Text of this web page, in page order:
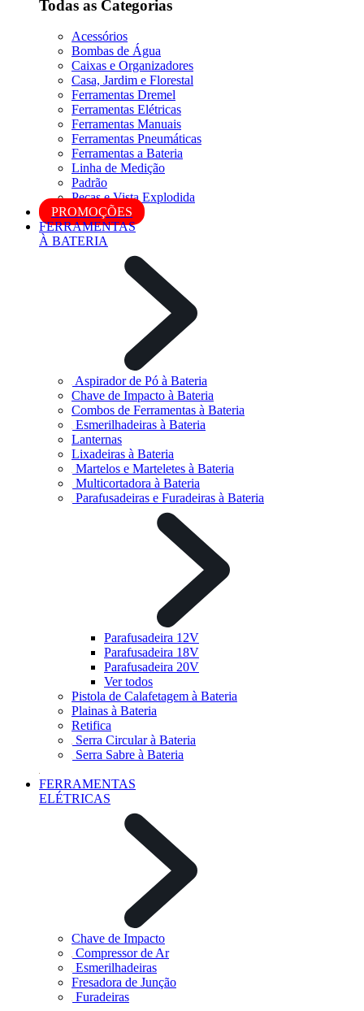
Todas as Categorias
Acessórios
Bombas de Água
Caixas e Organizadores
Casa, Jardim e Florestal
Ferramentas Dremel
Ferramentas Elétricas
Ferramentas Manuais
Ferramentas Pneumáticas
Ferramentas a Bateria
Linha de Medição
Padrão
Peças e Vista Explodida
PROMOÇÕES
FERRAMENTAS
À BATERIA
Aspirador de Pó à Bateria
Chave de Impacto à Bateria
Combos de Ferramentas à Bateria
Esmerilhadeiras à Bateria
Lanternas
Lixadeiras à Bateria
Martelos e Marteletes à Bateria
Multicortadora à Bateria
Parafusadeiras e Furadeiras à Bateria
Parafusadeira 12V
Parafusadeira 18V
Parafusadeira 20V
Ver todos
Pistola de Calafetagem à Bateria
Plainas à Bateria
Retifica
Serra Circular à Bateria
Serra Sabre à Bateria
FERRAMENTAS
ELÉTRICAS
Chave de Impacto
Compressor de Ar
Esmerilhadeiras
Fresadora de Junção
Furadeiras